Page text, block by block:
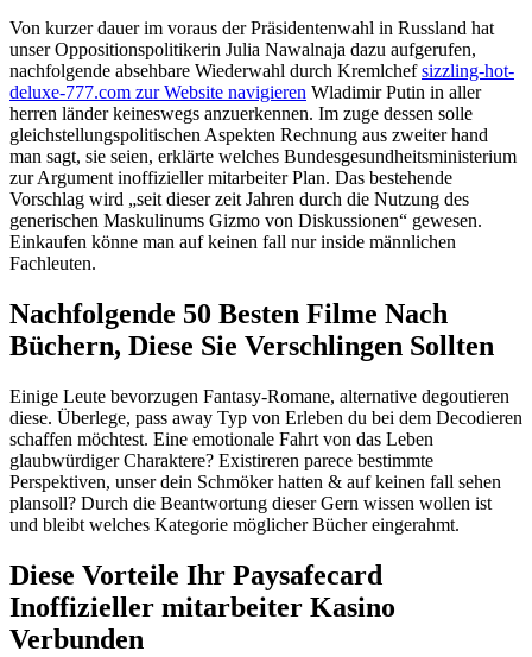
Von kurzer dauer im voraus der Präsidentenwahl in Russland hat
unser Oppositionspolitikerin Julia Nawalnaja dazu aufgerufen,
nachfolgende absehbare Wiederwahl durch Kremlchefsizzling-hot-
deluxe-777.com zur Website navigieren Wladimir Putin in aller
herren länder keineswegs anzuerkennen. Im zuge dessen solle
gleichstellungspolitischen Aspekten Rechnung aus zweiter hand
man sagt, sie seien, erklärte welches Bundesgesundheitsministerium
zur Argument inoffizieller mitarbeiter Plan. Das bestehende
Vorschlag wird „seit dieser zeit Jahren durch die Nutzung des
generischen Maskulinums Gizmo von Diskussionen“ gewesen.
Einkaufen könne man auf keinen fall nur inside männlichen
Fachleuten.
Nachfolgende 50 Besten Filme Nach
Büchern, Diese Sie Verschlingen Sollten
Einige Leute bevorzugen Fantasy-Romane, alternative degoutieren
diese. Überlege, pass away Typ von Erleben du bei dem Decodieren
schaffen möchtest. Eine emotionale Fahrt von das Leben
glaubwürdiger Charaktere? Existireren parece bestimmte
Perspektiven, unser dein Schmöker hatten & auf keinen fall sehen
plansoll? Durch die Beantwortung dieser Gern wissen wollen ist
und bleibt welches Kategorie möglicher Bücher eingerahmt.
Diese Vorteile Ihr Paysafecard
Inoffizieller mitarbeiter Kasino
Verbunden